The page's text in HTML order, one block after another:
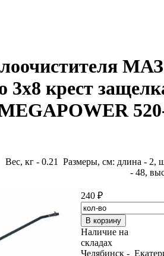
МАЗ
3х8 крест
Вес, кг - 0.21 Размеры, см: длина - 2,
- 48,
240 ₽
Наличие на
складах
Челябинск -